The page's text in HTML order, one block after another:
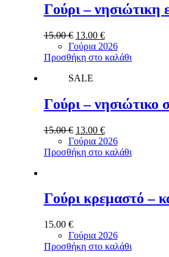
Γούρι – νησιώτικη
15.00€ Original
price
was:
13.00 €Η
τρέχουσα
τιμή
Γούρια 2026
Προσθήκη στο καλάθι
SALE
Γούρι – νησιώτικο
15.00€ Original
price
was:
13.00 €Η
τρέχουσα
τιμή
Γούρια 2026
Προσθήκη στο καλάθι
Γούρι κρεμαστό –
15.00 €
Γούρια 2026
Προσθήκη στο καλάθι